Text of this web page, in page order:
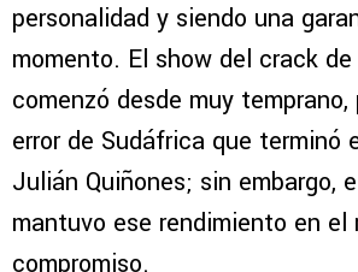
personalidad y siendo una
momento. El show del crack de
comenzó desde muy
error de Sudáfrica que terminó
Julián Quiñones; sin embargo,
mantuvo ese rendimiento en el
compromiso.